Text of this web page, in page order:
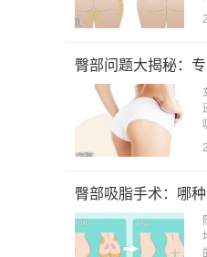
臀部问题大揭秘：
臀部吸脂手术：哪种